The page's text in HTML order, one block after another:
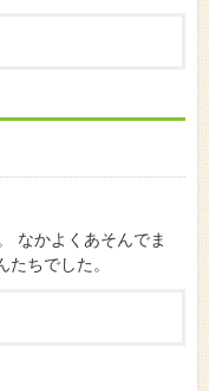
なかよくあそんでま
ちでした。